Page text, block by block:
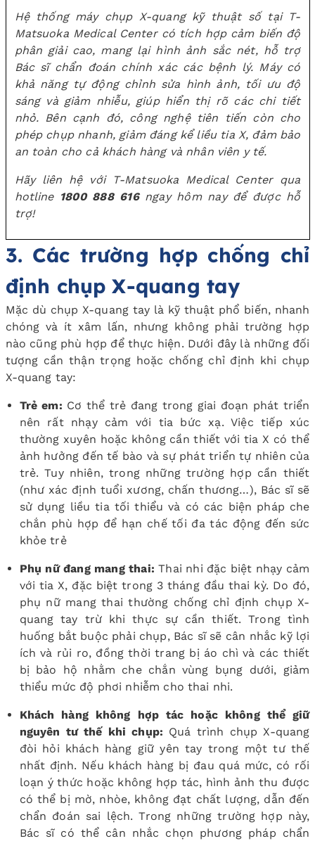
Hệ thống máy chụp X-quang kỹ thuật số tại T-
Matsuoka Medical Center có tích hợp cảm biến độ
phân giải cao, mang lại hình ảnh sắc nét, hỗ trợ
Bác sĩ chẩn đoán chính xác các bệnh lý. Máy có
khả năng tự động chỉnh sửa hình ảnh, tối ưu độ
sáng và giảm nhiễu, giúp hiển thị rõ các chi tiết
nhỏ. Bên cạnh đó, công nghệ tiên tiến còn cho
phép chụp nhanh, giảm đáng kể liều tia X, đảm bảo
an toàn cho cả khách hàng và nhân viên y tế.
Hãy liên hệ với T-Matsuoka Medical Center qua
hotline 1800 888 616ngay hôm nay để được hỗ
trợ!
3. Các trường hợp chống chỉ
định chụp X-quang tay
Mặc dù chụp X-quang tay là kỹ thuật phổ biến, nhanh
chóng và ít xâm lấn, nhưng không phải trường hợp
nào cũng phù hợp để thực hiện. Dưới đây là những đối
tượng cần thận trọng hoặc chống chỉ định khi chụp
X-quang tay:
Trẻ em: Cơ thể trẻ đang trong giai đoạn phát triển
nên rất nhạy cảm với tia bức xạ. Việc tiếp xúc
thường xuyên hoặc không cần thiết với tia X có thể
ảnh hưởng đến tế bào và sự phát triển tự nhiên của
trẻ. Tuy nhiên, trong những trường hợp cần thiết
(như xác định tuổi xương, chấn thương…), Bác sĩ sẽ
sử dụng liều tia tối thiểu và có các biện pháp che
chắn phù hợp để hạn chế tối đa tác động đến sức
khỏe trẻ
Phụ nữ đang mang thai: Thai nhi đặc biệt nhạy cảm
với tia X, đặc biệt trong 3 tháng đầu thai kỳ. Do đó,
phụ nữ mang thai thường chống chỉ định chụp X-
quang tay trừ khi thực sự cần thiết. Trong tình
huống bắt buộc phải chụp, Bác sĩ sẽ cân nhắc kỹ lợi
ích và rủi ro, đồng thời trang bị áo chì và các thiết
bị bảo hộ nhằm che chắn vùng bụng dưới, giảm
thiểu mức độ phơi nhiễm cho thai nhi.
Khách hàng không hợp tác hoặc không thể giữ
nguyên tư thế khi chụp: Quá trình chụp X-quang
đòi hỏi khách hàng giữ yên tay trong một tư thế
nhất định. Nếu khách hàng bị đau quá mức, có rối
loạn ý thức hoặc không hợp tác, hình ảnh thu được
có thể bị mờ, nhòe, không đạt chất lượng, dẫn đến
chẩn đoán sai lệch. Trong những trường hợp này,
Bác sĩ có thể cân nhắc chọn phương pháp chẩn